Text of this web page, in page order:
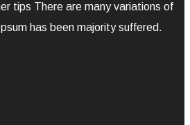
tips There are many variations of
has been majority suffered.